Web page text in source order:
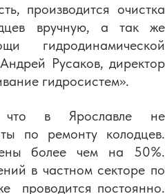
производится очистка
вручную, а так же
гидродинамической
Русаков, директор
гидросистем».
что в Ярославле не
по ремонту колодцев.
более чем на 50%.
в частном секторе по
проводится постоянно.